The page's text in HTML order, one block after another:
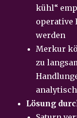
kühl“
operative
werden
Merkur
zu
Lösung